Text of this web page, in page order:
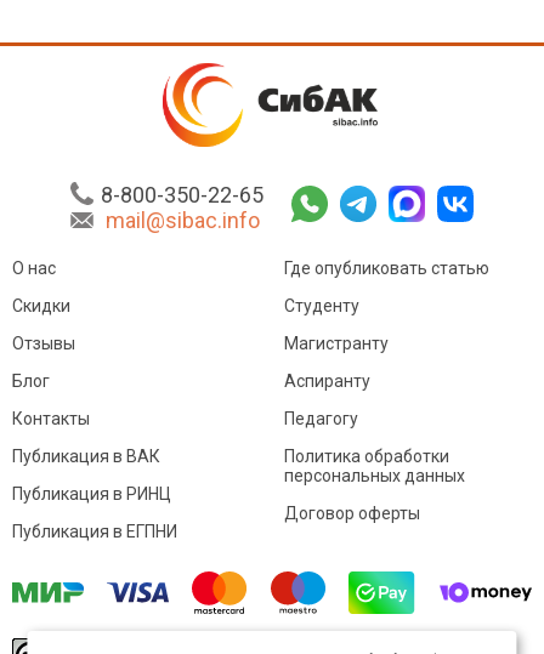
8-800-350-22-65
mail@sibac.info
О нас
Скидки
Отзывы
Блог
Контакты
Где опубликовать статью
Студенту
Магистранту
Аспиранту
Педагогу
Публикация в ВАК
Публикация в РИНЦ
Публикация в ЕГПНИ
Политика обработки
персональных данных
Договор оферты